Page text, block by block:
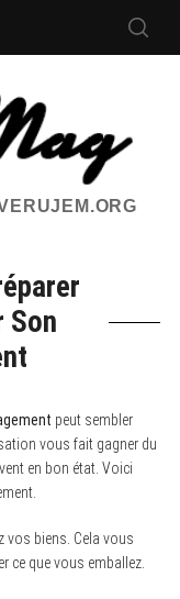
Son
peut sembler
vous fait gagner du
en bon état. Voici
vos biens. Cela vous
ce que vous emballez.